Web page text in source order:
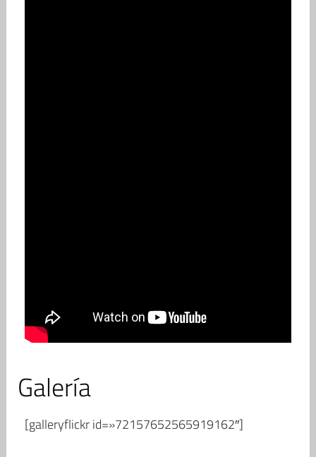
Galería
[galleryflickr id=»72157652565919162″]